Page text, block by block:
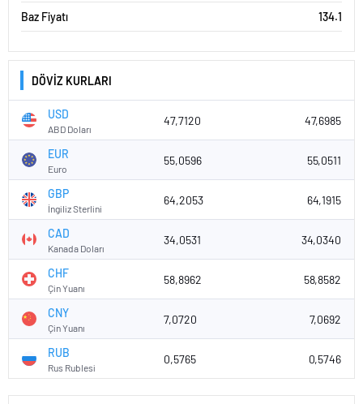
Baz Fiyatı 134.1
DÖVİZ KURLARI
USD
ABD Doları
47,7120 47,6985
EUR
Euro
55,0596 55,0511
GBP
İngiliz Sterlini
64,2053 64,1915
CAD
Kanada Doları
34,0531 34,0340
CHF
Çin Yuanı
58,8962 58,8582
CNY
Çin Yuanı
7,0720 7,0692
RUB
Rus Rublesi
0,5765 0,5746